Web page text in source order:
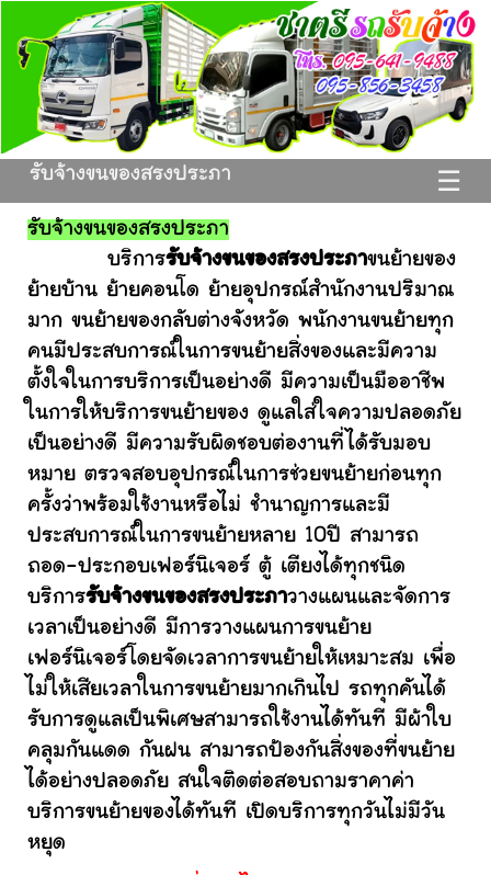
☰
รับจ้างขนของสรงประภา
รับจ้างขนของสรงประภา
บริการรับจ้างขนของสรงประภาขนย้ายของ
ย้ายบ้าน ย้ายคอนโด ย้ายอุปกรณ์สำนักงานปริมาณ
มาก ขนย้ายของกลับต่างจังหวัด พนักงานขนย้ายทุก
คนมีประสบการณ์ในการขนย้ายสิ่งของและมีความ
ตั้งใจในการบริการเป็นอย่างดี มีความเป็นมืออาชีพ
ในการให้บริการขนย้ายของ ดูแลใส่ใจความปลอดภัย
เป็นอย่างดี มีความรับผิดชอบต่องานที่ได้รับมอบ
หมาย ตรวจสอบอุปกรณ์ในการช่วยขนย้ายก่อนทุก
ครั้งว่าพร้อมใช้งานหรือไม่ ชำนาญการและมี
ประสบการณ์ในการขนย้ายหลาย 10ปี สามารถ
ถอด-ประกอบเฟอร์นิเจอร์ ตู้ เตียงได้ทุกชนิด
บริการรับจ้างขนของสรงประภาวางแผนและจัดการ
เวลาเป็นอย่างดี มีการวางแผนการขนย้าย
เฟอร์นิเจอร์โดยจัดเวลาการขนย้ายให้เหมาะสม เพื่อ
ไม่ให้เสียเวลาในการขนย้ายมากเกินไป รถทุกคันได้
รับการดูแลเป็นพิเศษสามารถใช้งานได้ทันที มีผ้าใบ
คลุมกันแดด กันฝน สามารถป้องกันสิ่งของที่ขนย้าย
ได้อย่างปลอดภัย สนใจติดต่อสอบถามราคาค่า
บริการขนย้ายของได้ทันที เปิดบริการทุกวันไม่มีวัน
หยุด